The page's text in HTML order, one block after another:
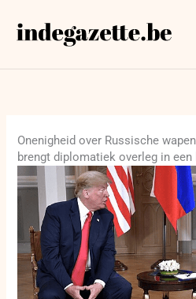
naar
Onenigheid over Russische
brengt diplomatiek overleg in